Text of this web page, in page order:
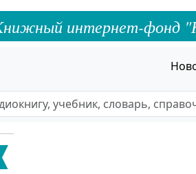
интернет-фонд